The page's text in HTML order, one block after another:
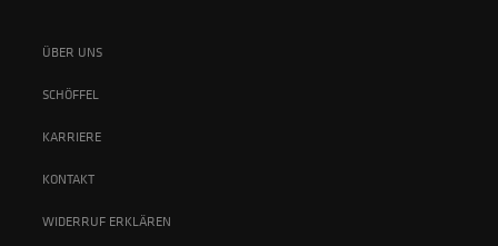
ÜBER UNS
SCHÖFFEL
KARRIERE
KONTAKT
WIDERRUF ERKLÄREN